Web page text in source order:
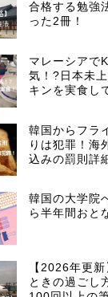
合格する勉強
った2冊！
マレーシアで
気！?日本未
キンを実食し
韓国からフラ
りは犯罪！海
込みの罰則詳
韓国の大学院
ら半年間おと
【2026年更
ときの過ごし